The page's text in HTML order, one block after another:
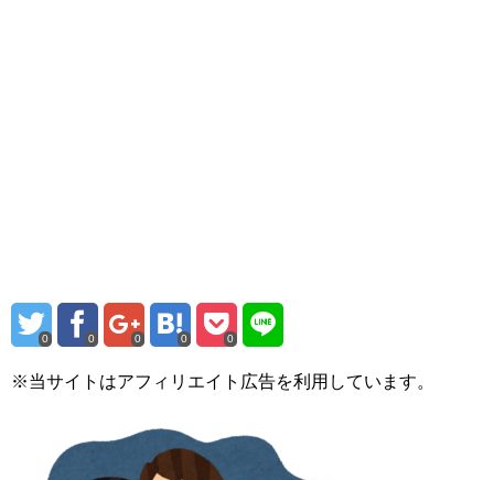
0 0 0 0 0
※当サイトはアフィリエイト広告を利用しています。